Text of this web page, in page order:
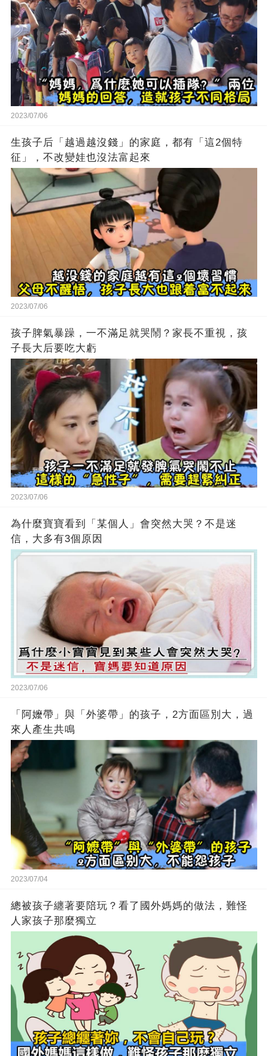
2023/07/06
生孩子后「越過越沒錢」的家庭，都有「這2個特
征」，不改變娃也沒法富起來
2023/07/06
孩子脾氣暴躁，一不滿足就哭鬧？家長不重視，孩
子長大后要吃大虧
2023/07/06
為什麼寶寶看到「某個人」會突然大哭？不是迷
信，大多有3個原因
2023/07/06
「阿嬤帶」與「外婆帶」的孩子，2方面區別大，過
來人產生共鳴
2023/07/04
總被孩子纏著要陪玩？看了國外媽媽的做法，難怪
人家孩子那麼獨立